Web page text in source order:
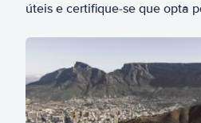
úteis e certifique-se que opta